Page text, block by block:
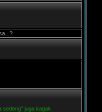
sedeng" juga kagak